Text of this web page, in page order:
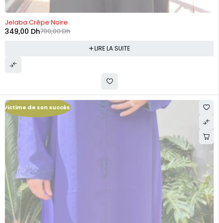
RUPTURE DE STOCK
Jelaba Crêpe Noire
700,00Dh
349,00 Dh
LIRE LA SUITE
Victime de son succès